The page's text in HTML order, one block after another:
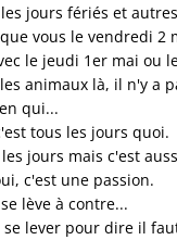
jours fériés et
vous le vendredi 2
le jeudi 1er mai ou
animaux là, il n'y a
qui...
tous les jours quoi.
jours mais c'est
c'est une passion.
lève à contre...
se lever pour dire il